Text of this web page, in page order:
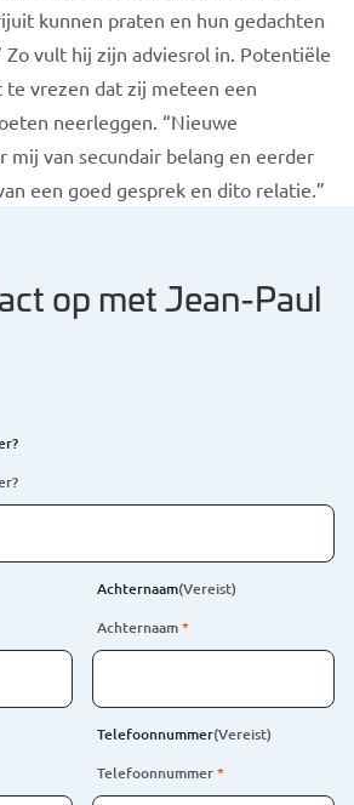
kunnen praten en hun gedachten
Zo vult hij zijn adviesrol in. Potentiële
vrezen dat zij meteen een
neerleggen. “Nieuwe
mij van secundair belang en eerder
een goed gesprek en dito relatie.”
op met Jean-Paul
Achternaam(Vereist)
Achternaam*
Telefoonnummer(Vereist)
Telefoonnummer*